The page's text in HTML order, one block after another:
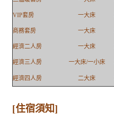
VIP套房 一大床
商務套房 一大床
經濟二人房 一大床
經濟三人房 一大床/一小床
經濟四人房 二大床
[住宿須知]